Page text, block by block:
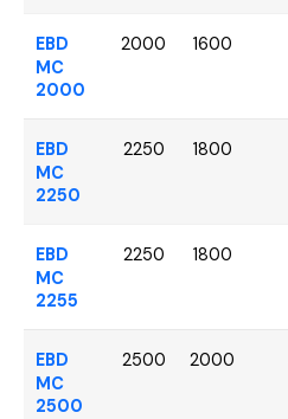
EBD
MC
2000
2000 1600
EBD
MC
2250
2250 1800
EBD
MC
2255
2250 1800
EBD
MC
2500
2500 2000